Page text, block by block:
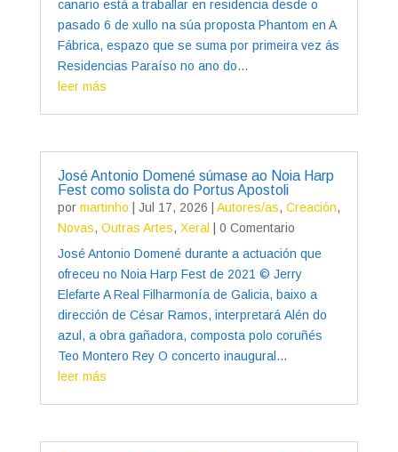
canario está a traballar en residencia desde o
pasado 6 de xullo na súa proposta Phantom en A
Fábrica, espazo que se suma por primeira vez ás
Residencias Paraíso no ano do...
leer más
José Antonio Domené súmase ao Noia Harp
Fest como solista do Portus Apostoli
por martinho Jul 17, 2026 Autores/as, Creación,
Novas, Outras Artes, Xeral
| 0 Comentario
José Antonio Domené durante a actuación que
ofreceu no Noia Harp Fest de 2021 © Jerry
Elefarte A Real Filharmonía de Galicia, baixo a
dirección de César Ramos, interpretará Alén do
azul, a obra gañadora, composta polo coruñés
Teo Montero Rey O concerto inaugural...
leer más